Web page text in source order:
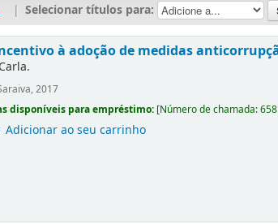
| Selecionar títulos para:
à adoção de medidas
2017
disponíveis para empréstimo: [Número de chamada:
Adicionar ao seu carrinho